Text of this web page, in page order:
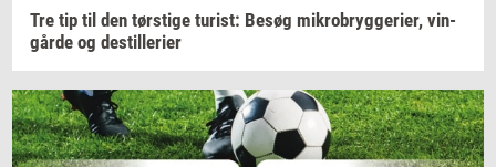
Tre tip til den tørsti­ge turist: Besøg mi­kro­bryg­ge­ri­er, vin­
går­de og destil­le­ri­er